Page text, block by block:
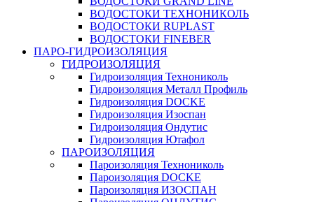
ВОДОСТОКИ ТЕХНОНИКОЛЬ
ВОДОСТОКИ RUPLAST
ВОДОСТОКИ FINEBER
ПАРО-ГИДРОИЗОЛЯЦИЯ
ГИДРОИЗОЛЯЦИЯ
Гидроизоляция Технониколь
Гидроизоляция Металл Профиль
Гидроизоляция DOCKE
Гидроизоляция Изоспан
Гидроизоляция Ондутис
Гидроизоляция Ютафол
ПАРОИЗОЛЯЦИЯ
Пароизоляция Технониколь
Пароизоляция DOCKE
Пароизоляция ИЗОСПАН